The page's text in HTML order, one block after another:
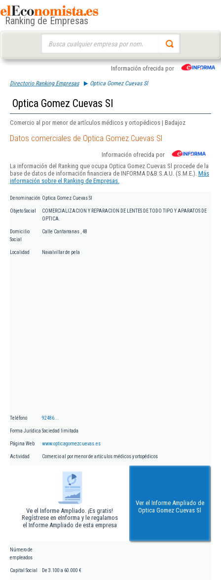
Ranking de Empresas
Información ofrecida por
Directorio Ranking Empresas Optica Gomez Cuevas Sl
Optica Gomez Cuevas Sl
Comercio al por menor de artículos médicos y ortopédicos | Badajoz
Datos comerciales de Optica Gomez Cuevas Sl
Información ofrecida por
La información del Ranking que ocupa Optica Gomez Cuevas Sl procede de la
base de datos de información financiera de INFORMA D&B S.A.U. (S.M.E.). Más
información sobre el Ranking de Empresas.
Denominación Optica Gomez Cuevas Sl
Objeto Social
COMERCIALIZACION Y REPARACION DE LENTES DE TODO TIPO Y APARATOS DE
OPTICA.
Domicilio
Social
Calle Cantarranas , 48
Localidad Navalvillar de pela
Teléfono 92486...
Forma Jurídica Sociedad limitada
Página Web www.opticagomezcuevas.es
Actividad Comercio al por menor de artículos médicos y ortopédicos
Ve el Informe Ampliado. ¡Es gratis!
Regístrese en eInforma y le regalamos
el Informe Ampliado de esta empresa
Ver el Informe Ampliado de
Optica Gomez Cuevas Sl
Número de
empleados
Capital Social De 3.100 a 60.000 €